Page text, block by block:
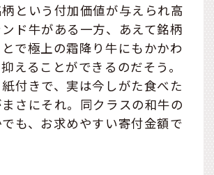
という付加価値が与えられ高
ド牛がある一方、あえて銘柄
で極上の霜降り牛にもかかわ
えることができるのだそう。
付きで、実は今しがた食べた
さにそれ。同クラスの和牛の
も、お求めやすい寄付金額で